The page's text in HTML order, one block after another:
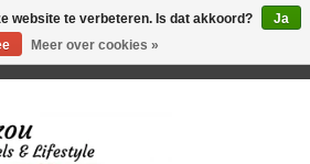
website te verbeteren. Is dat akkoord?
Ja
Meer over cookies »